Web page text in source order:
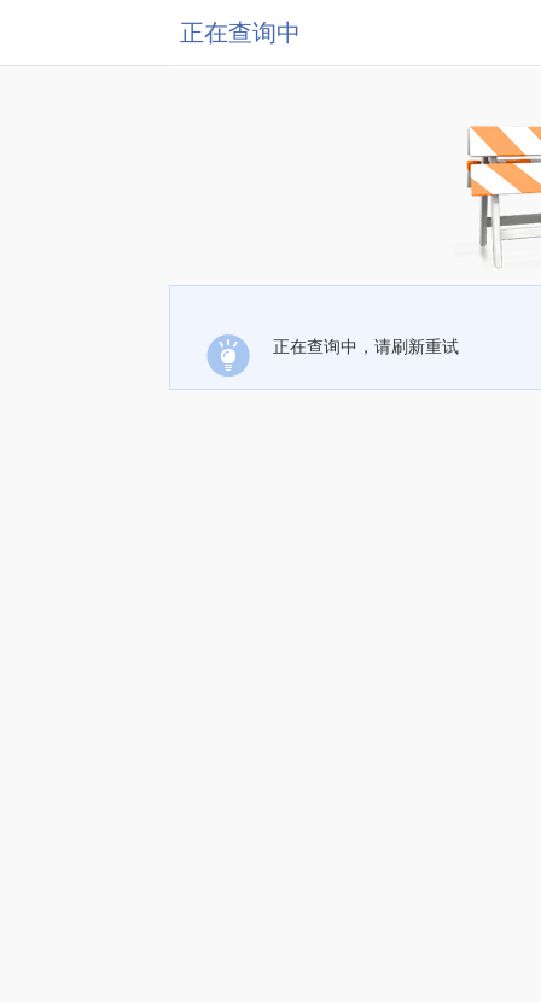
正在查询中
正在查询中，请刷新重试